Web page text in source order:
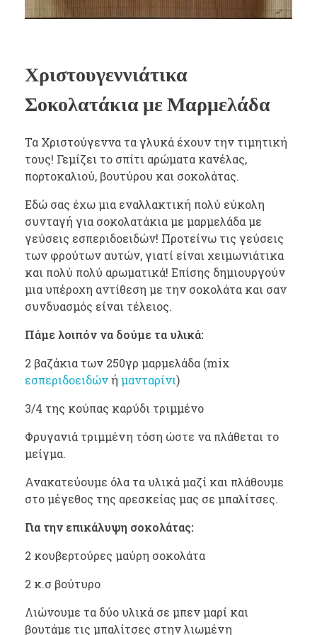
Χριστουγεννιάτικα
Σοκολατάκια με Μαρμελάδα
Τα Χριστούγεννα τα γλυκά έχουν την τιμητική
τους! Γεμίζει το σπίτι αρώματα κανέλας,
πορτοκαλιού, βουτύρου και σοκολάτας.
Εδώ σας έχω μια εναλλακτική πολύ εύκολη
συνταγή για σοκολατάκια με μαρμελάδα με
γεύσεις εσπεριδοειδών! Προτείνω τις γεύσεις
των φρούτων αυτών, γιατί είναι χειμωνιάτικα
και πολύ πολύ αρωματικά! Επίσης δημιουργούν
μια υπέροχη αντίθεση με την σοκολάτα και σαν
συνδυασμός είναι τέλειος.
Πάμε λοιπόν να δούμε τα υλικά:
2 βαζάκια των 250γρ μαρμελάδα (mix
εσπεριδοειδώνή μανταρίνι)
3/4 της κούπας καρύδι τριμμένο
Φρυγανιά τριμμένη τόση ώστε να πλάθεται το
μείγμα.
Ανακατεύουμε όλα τα υλικά μαζί και πλάθουμε
στο μέγεθος της αρεσκείας μας σε μπαλίτσες.
Για την επικάλυψη σοκολάτας:
2 κουβερτούρες μαύρη σοκολάτα
2 κ.σ βούτυρο
Λιώνουμε τα δύο υλικά σε μπεν μαρί και
βουτάμε τις μπαλίτσες στην λιωμένη